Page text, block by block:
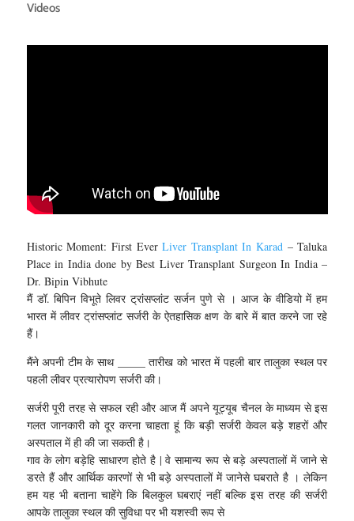
Videos
Historic Moment: First EverLiver Transplant In Karad – Taluka
Place in India done by Best Liver Transplant Surgeon In India –
Dr. Bipin Vibhute
मैं डॉ. बिपिन विभूते लिवर ट्रांसप्लांट सर्जन पुणे से । आज के वीडियो में हम
भारत में लीवर ट्रांसप्लांट सर्जरी के ऐतहासिक क्षण के बारे में बात करने जा रहे
हैं।
मैंने अपनी टीम के साथ _____ तारीख को भारत में पहली बार तालुका स्थल पर
पहली लीवर प्रत्यारोपण सर्जरी की।
सर्जरी पूरी तरह से सफल रही और आज मैं अपने यूट्यूब चैनल के माध्यम से इस
गलत जानकारी को दूर करना चाहता हूं कि बड़ी सर्जरी केवल बड़े शहरों और
अस्पताल में ही की जा सकती है।
गाव के लोग बड़ेहि साधारण होते है | वे सामान्य रूप से बड़े अस्पतालों में जाने से
डरते हैं और आर्थिक कारणों से भी बड़े अस्पतालों में जानेसे घबराते है । लेकिन
हम यह भी बताना चाहेंगे कि बिलकुल घबराएं नहीं बल्कि इस तरह की सर्जरी
आपके तालुका स्थल की सुविधा पर भी यशस्वी रूप से